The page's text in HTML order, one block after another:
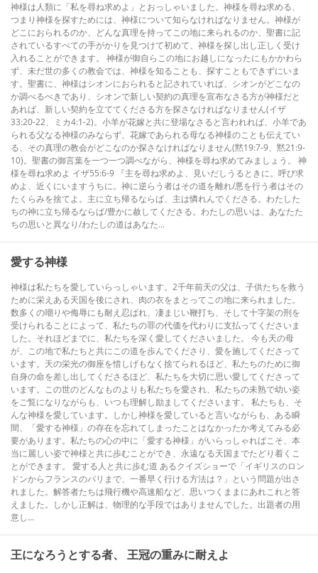
神様は人類に「私を尋ね求めよ」とおっしゃいました。神様を尋ね求める、
つまり神様を探すためには、神様について知らなければなりません。神様が
どこにおられるのか、どんな真理を持ってこの地に来られるのか、聖書に記
されているすべての手がかりを見つけて初めて、神様を探し出し正しく受け
入れることができます。 神様が御自らこの地にお越しになったにもかかわら
ず、未だ世の多くの教会では、神様を知ることも、探すこともできずにいま
す。聖書に、神様はシオンにおられると記されていれば、シオンがどこなの
か調べるべきであり、シオンで新しい契約の真理を宣布なさる方が神様だと
あれば、新しい契約を立ててくださる方を探さなければなりません(イザ
33:20-22、ミカ4:1-2)。小羊が花嫁と共に登場なさると言われれば、小羊であ
られる父なる神様のみならず、花嫁であられる母なる神様のことも伝えてい
る、その真理の教会がどこなのか探さなければなりません(黙19:7-9、黙21:9-
10)。聖書の御言葉を一つ一つ調べながら、神様を尋ね求めてみましょう。 神
様を尋ね求めよ イザ55:6-9 『主を尋ね求めよ、見いだしうるときに。呼び求
めよ、近くにいますうちに。神に逆らう者はその道を離れ/悪を行う者はその
たくらみを捨てよ。主に立ち帰るならば、主は憐れんでくださる。わたした
ちの神に立ち帰るならば/豊かに赦してくださる。わたしの思いは、あなたた
ちの思いと異なり/わたしの道はあなた...
愛する神様
神様は私たちを愛していらっしゃいます。2千年前天の父は、子供たちを救う
ために栄えある天国を後にされ、肉の衣をまとってこの地に来られました。
数多くの嘲りや侮辱にも耐え忍ばれ、凄まじい鞭打ち、そして十字架の刑を
受けられることによって、私たちの罪の代価を代わりに支払ってくださいま
した。それほどまでに、私たちを深く愛してくださいました。 今も天の母
が、この地で私たちと共にこの道を歩んでくださり、愛を施してくださって
います。天の栄光の御座を惜しげもなく捨てられるほど、私たちのために御
自身の命を差し出してくださるほど、私たちを大切に思い愛してくださって
います。この世のどんなものよりも私たちを愛され、私たちの未熟で幼い姿
をご覧になりながらも、いつも理解し励ましてくださいます。 私たちも、そ
んな神様を愛しています。しかし神様を愛していると言いながらも、ある瞬
間、「愛する神様」の存在を忘れてしまったことはなかったか考えてみる必
要があります。私たちの心の中に「愛する神様」がいらっしゃればこそ、本
当に麗しい姿で神様と共に歩むことができ、永遠なる天国までたどり着くこ
とができます。 愛する人と共に歩む道 あるクイズショーで「イギリスのロン
ドンからフランスのパリまで、一番早く行ける方法は？」という問題が出さ
れました。解答者たちは飛行機や高速船など、思いつくままにあれこれと答
えました。しかし正解は、物理的な手段ではありませんでした。出題者の用
意し...
王になろうとする者、 王冠の重みに耐えよ